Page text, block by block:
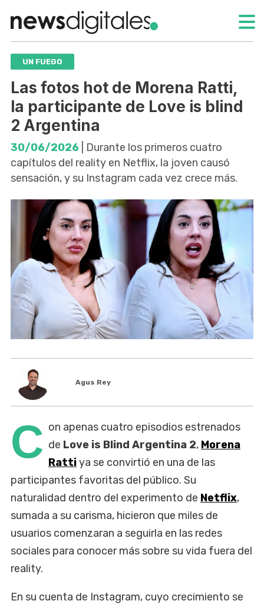
UN FUEGO
Las fotos hot de Morena Ratti,
la participante de Love is blind
2 Argentina
30/06/2026 | Durante los primeros cuatro
capítulos del reality en Netflix, la joven causó
sensación, y su Instagram cada vez crece más.
Agus Rey
C on apenas cuatro episodios estrenados
de Love is Blind Argentina 2, Morena
Rattiya se convirtió en una de las
participantes favoritas del público. Su
naturalidad dentro del experimento de Netflix,
sumada a su carisma, hicieron que miles de
usuarios comenzaran a seguirla en las redes
sociales para conocer más sobre su vida fuera del
reality.
En su cuenta de Instagram, cuyo crecimiento se